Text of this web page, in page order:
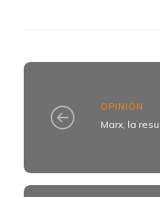
OPINIÓN
Marx, la